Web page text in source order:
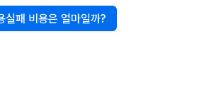
실패 비용은 얼마일까?